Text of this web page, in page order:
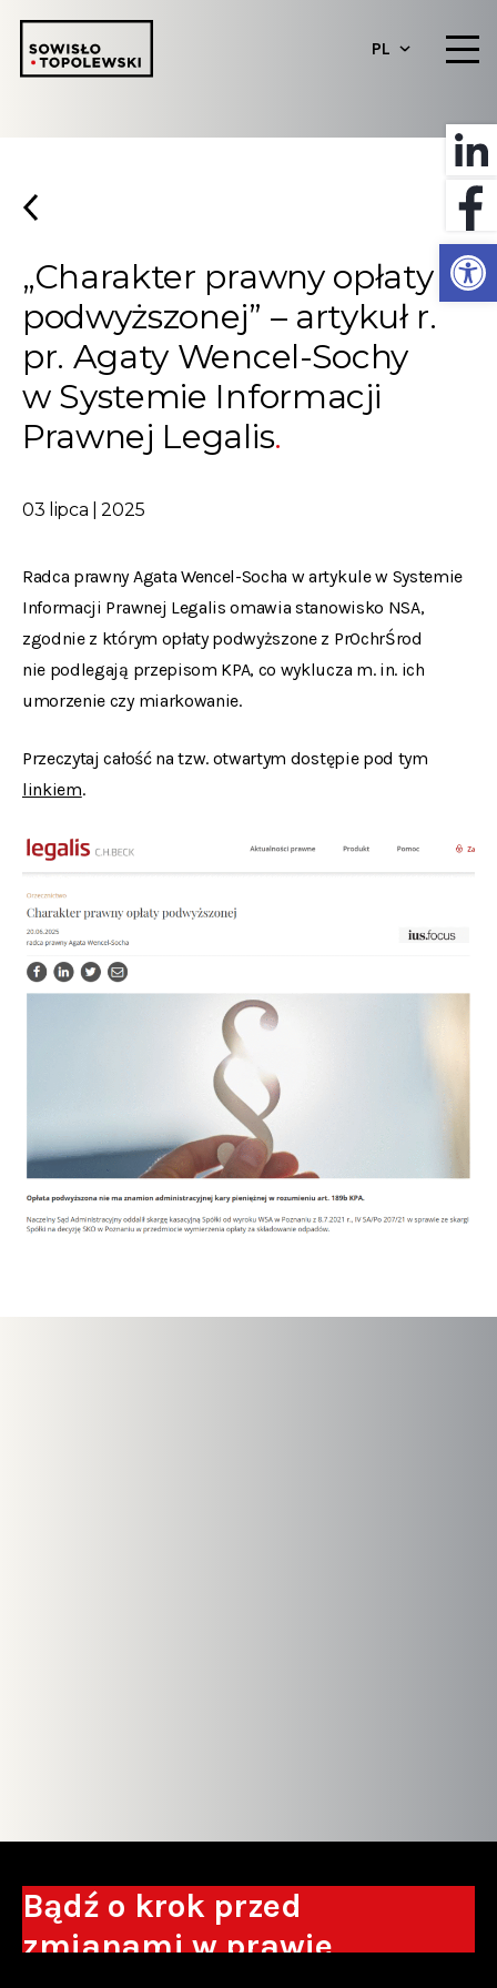
PL
„Charakter prawny opłaty
podwyższonej” – artykuł r.
pr. Agaty Wencel-Sochy
w Systemie Informacji
Prawnej Legalis
03 lipca | 2025
Radca prawny Agata Wencel-Socha w artykule w Systemie
Informacji Prawnej Legalis omawia stanowisko NSA,
zgodnie z którym opłaty podwyższone z PrOchrŚrod
nie podlegają przepisom KPA, co wyklucza m. in. ich
umorzenie czy miarkowanie.
Przeczytaj całość na tzw. otwartym dostępie pod tym
linkiem.
Bądź o krok przed
zmianami w prawie